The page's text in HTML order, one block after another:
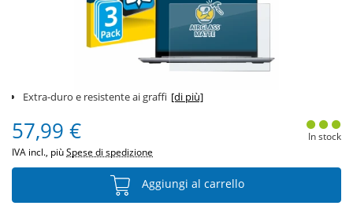
Extra-duro e resistente ai graffi [di più]
57,99 €
IVA incl., piùSpese di spedizione
In stock
Aggiungi al carrello